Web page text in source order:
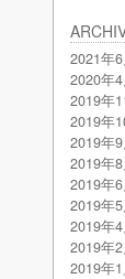
2021年6
2020年4
2019年
2019年
2019年9
2019年8
2019年6
2019年5
2019年4
2019年2
2019年1